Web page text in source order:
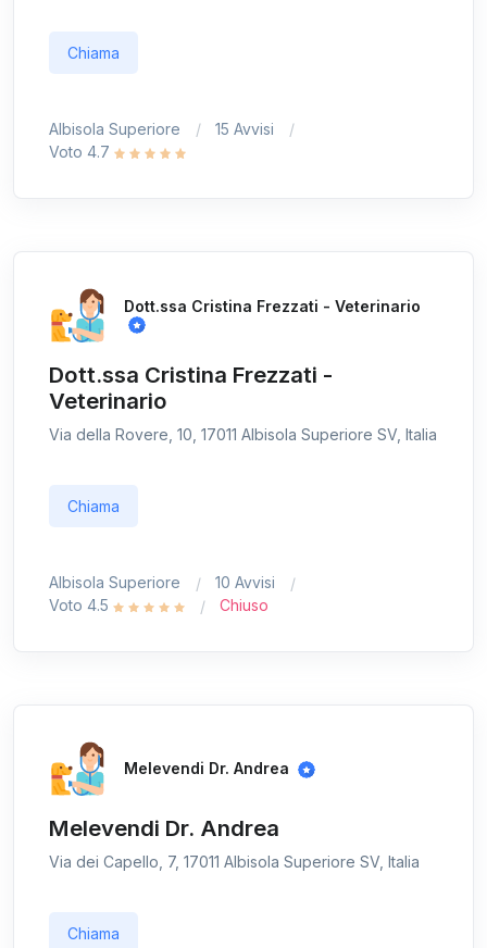
Chiama
Albisola Superiore
15 Avvisi
Voto 4.7
Dott.ssa Cristina Frezzati - Veterinario
Dott.ssa Cristina Frezzati -
Veterinario
Via della Rovere, 10, 17011 Albisola Superiore SV, Italia
Chiama
Albisola Superiore
10 Avvisi
Voto 4.5
Chiuso
Melevendi Dr. Andrea
Melevendi Dr. Andrea
Via dei Capello, 7, 17011 Albisola Superiore SV, Italia
Chiama